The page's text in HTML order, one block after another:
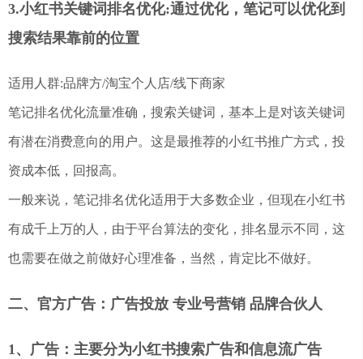
3.小红书关键词排名优化:通过优化，笔记可以优化到
搜索结果靠前的位置
适用人群:品牌方/淘宝个人店/线下商家
笔记排名优化流量准确，搜索关键词，基本上是对该关键词
有潜在消费意向的用户。这是最推荐的小红书推广方式，投
资成本低，回报高。
一般来说，笔记排名优化适用于大多数企业，但现在小红书
有成千上万的人，由于平台算法的变化，排名显示不同，这
也需要在做之前做好心理准备，当然，肯定比不做好。
二、官方广告：广告投放 专业号营销 品牌合伙人
1、广告：主要分为小红书搜索广告和信息流广告